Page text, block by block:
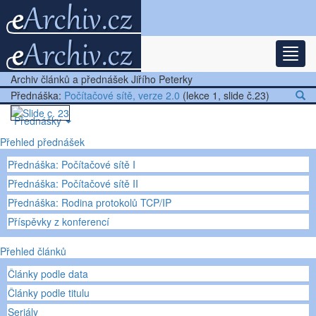
Nejnovější články
Další články
Přednášky
Ostatní
Archiv článků a přednášek Jiřího Peterky
Přednáška: Počítačové sítě, verze 2.0 (lekce 1, slide č.23)
Přehled přednášek
Přednáška: Počítačové sítě I
Přednáška: Počítačové sítě II
Přednáška: Rodina protokolů TCP/IP
Příspěvky z konferencí
Přehled článků
Články podle data
Články podle titulu
Seriály